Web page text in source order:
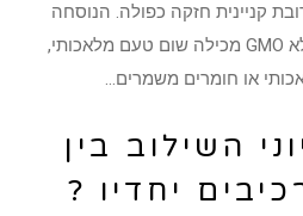
קניינית חזקה כפולה. הנוסחה
ולא GMO מכילה שום טעם מלאכותי,
או חומרים משמרים…
השילוב בין
יחדיו ?